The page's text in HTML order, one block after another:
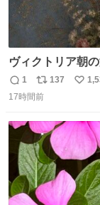
ヴィクトリア朝
つけるものでは
肌の手入れと同
が知る香水より
ベルガモット、
返
信
1
リ
ポ
ト
数
137
い
数
17時間前